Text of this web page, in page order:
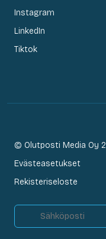
Instagram
LinkedIn
Tiktok
© Olutposti Media Oy
Evästeasetukset
Rekisteriseloste